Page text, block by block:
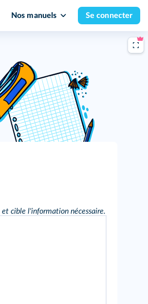
Nos manuels Se connecter
cible l'information nécessaire.